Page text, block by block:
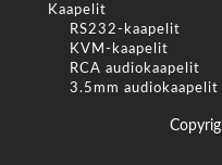
Kaapelit
RS232-kaapelit
KVM-kaapelit
RCA audiokaapelit
3.5mm audiokaapelit